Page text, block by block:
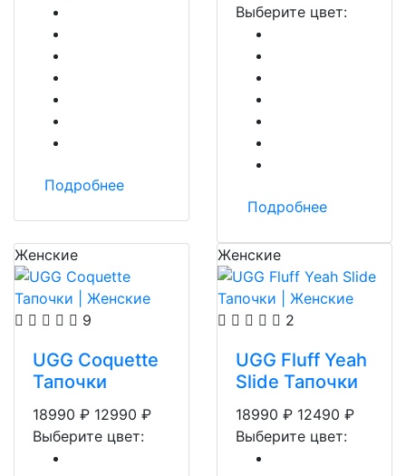
Подробнее
Выберите цвет:
Подробнее
Женские
9
UGG Coquette
Тапочки
18990 ₽ 12990 ₽
Выберите цвет:
Женские
2
UGG Fluff Yeah
Slide Тапочки
18990 ₽ 12490 ₽
Выберите цвет: